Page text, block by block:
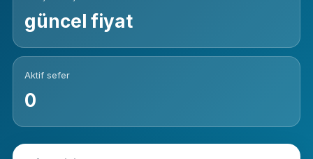
güncel fiyat
Aktif sefer
0